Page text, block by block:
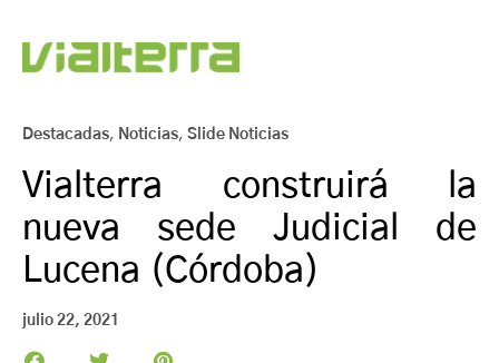
Destacadas, Noticias, Slide Noticias
Vialterra construirá la
nueva sede Judicial de
Lucena (Córdoba)
julio 22, 2021